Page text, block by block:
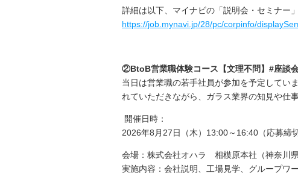
詳細は以下、マイナビの「説明会・セミナー
https://job.mynavi.jp/28/pc/corpinfo/
②BtoB営業職体験コース【文理不問】 #座談
当日は営業職の若手社員が参加を予定してい
れていただきながら、ガラス業界の知見や仕
開催日時：
2026年8 月 27日（木） 13:00～ 16:40 （応募締
会場：株式会社オハラ 相模原本社（神奈川
実施内容：会社説明、工場見学、グループワ